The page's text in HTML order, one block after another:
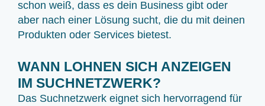
schon weiß, dass es dein Business gibt oder
aber nach einer Lösung sucht, die du mit deinen
Produkten oder Services bietest.
WANN LOHNEN SICH ANZEIGEN
IM SUCHNETZWERK?
Das Suchnetzwerk eignet sich hervorragend für